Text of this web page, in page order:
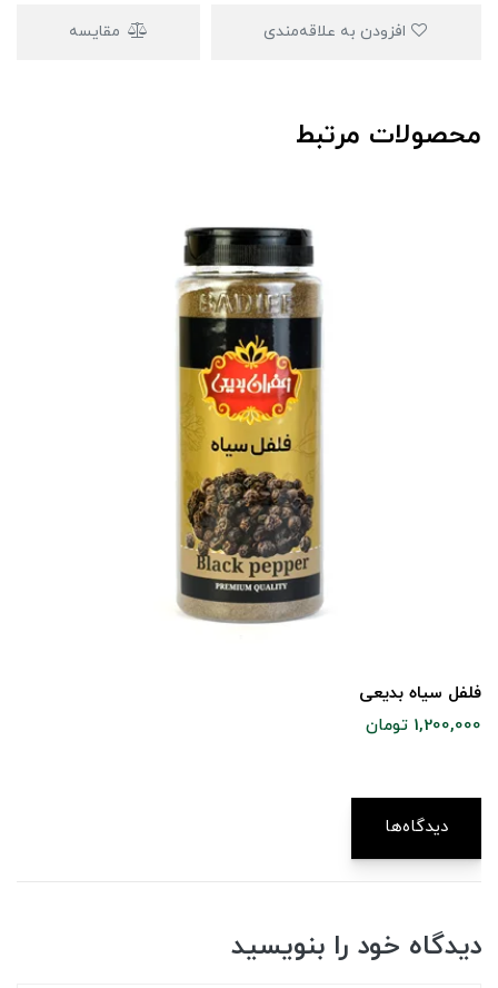
مقایسه
محصولات مرتبط
فلفل سیاه بدیعی
1,200,000 تومان
دیدگاه‌ها
دیدگاه خود را بنویسید